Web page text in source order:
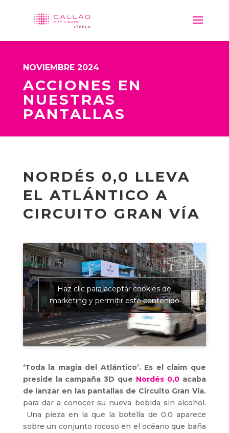
NOVIEMBRE 2024
ACCIONES EN
NUESTRAS
PANTALLAS
NORDÉS 0,0 LLEVA
EL ATLÁNTICO A
CIRCUITO GRAN VÍA
Haz clic para aceptar cookies de
marketing y permitir este contenido
‘Toda la magia del Atlántico’. Es el claim que
preside la campaña 3D que Nordés 0,0acaba
de lanzar en las pantallas de Circuito Gran Vía.
para dar a conocer su nueva bebida sin alcohol.
Una pieza en la que la botella de 0,0 aparece
sobre un conjunto rocoso en el océano que baña